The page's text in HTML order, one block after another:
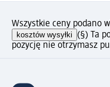
Wszystkie ceny podano
kosztów wysyłki (§) Ta
pozycję nie otrzymasz